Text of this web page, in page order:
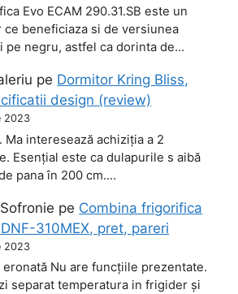
Evo ECAM 290.31.SB este un
ce beneficiaza si de versiunea
pe negru, astfel ca dorinta de…
pe Dormitor Kring Bliss,
design (review)
2023
Ma interesează achiziția a 2
Esențial este ca dulapurile s aibă
pana în 200 cm.…
pe Combina frigorifica
310MEX, pret, pareri
2023
Nu are funcțiile prezentate.
separat temperatura in frigider și